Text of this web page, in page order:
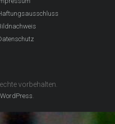
vorbehalten.
WordPress